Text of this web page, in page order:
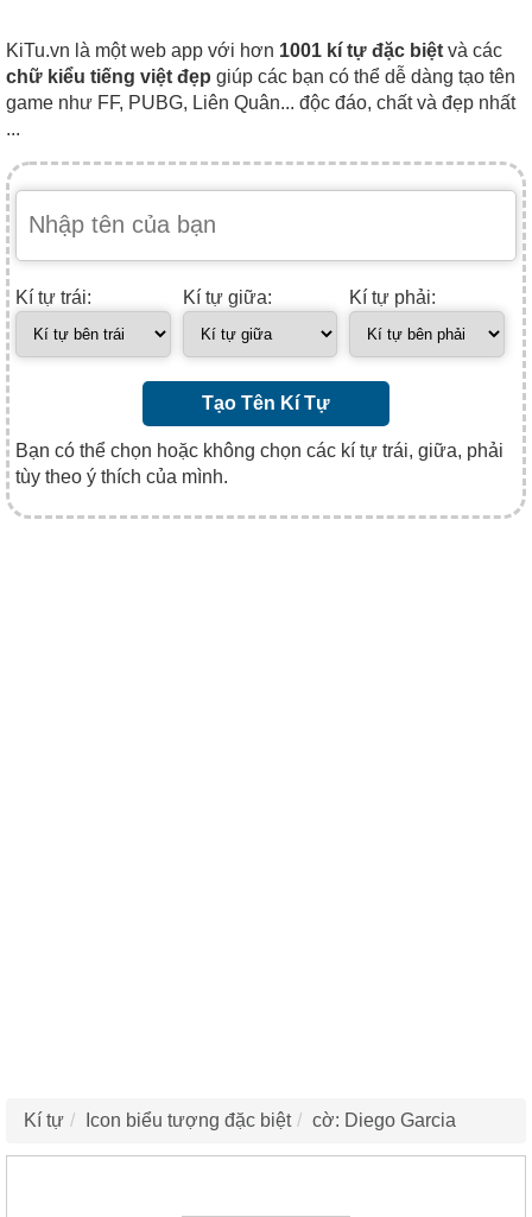
KiTu.vn là một web app với hơn 1001 kí tự đặc biệt và các
chữ kiểu tiếng việt đẹp giúp các bạn có thể dễ dàng tạo tên
game như FF, PUBG, Liên Quân... độc đáo, chất và đẹp nhất
...
Kí tự trái: Kí tự giữa: Kí tự phải:
Tạo Tên Kí Tự
Bạn có thể chọn hoặc không chọn các kí tự trái, giữa, phải
tùy theo ý thích của mình.
Kí tự Icon biểu tượng đặc biệt cờ: Diego Garcia